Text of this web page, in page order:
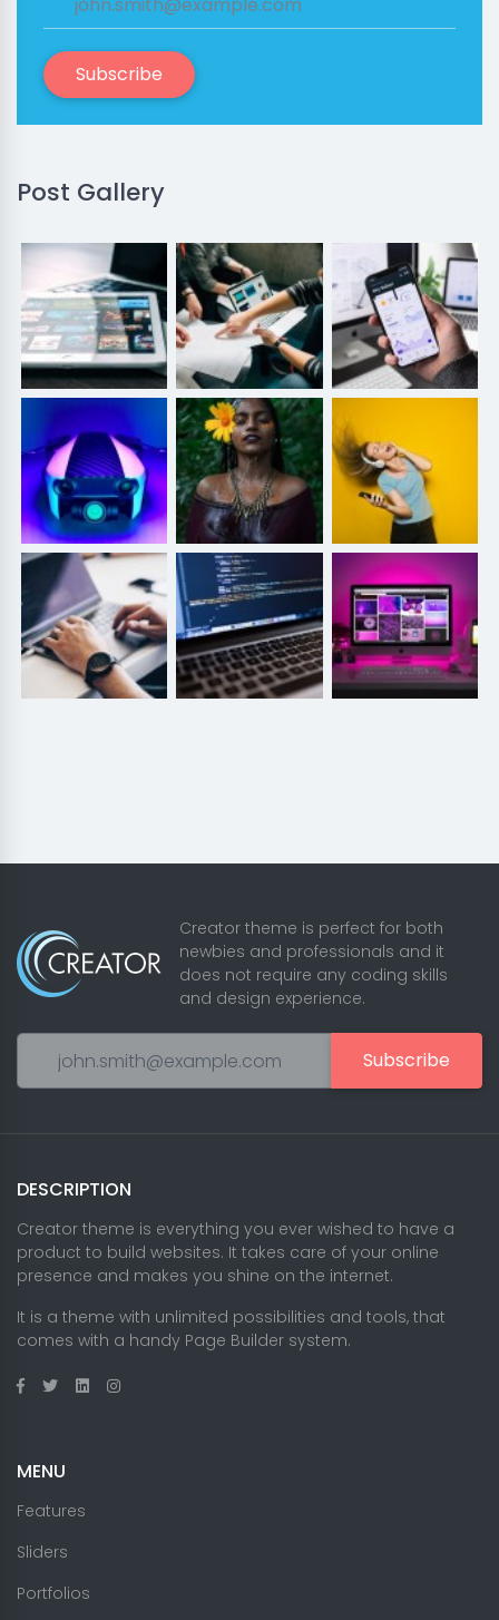
Subscribe
Post Gallery
Creator theme is perfect for both
newbies and professionals and it
does not require any coding skills
and design experience.
Subscribe
DESCRIPTION
Creator theme is everything you ever wished to have a
product to build websites. It takes care of your online
presence and makes you shine on the internet.
It is a theme with unlimited possibilities and tools, that
comes with a handy Page Builder system.
MENU
Features
Sliders
Portfolios